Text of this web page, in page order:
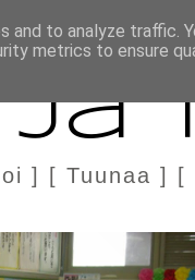
] [ Tuunaa ] [
to analyze traffic.
metrics to ensure